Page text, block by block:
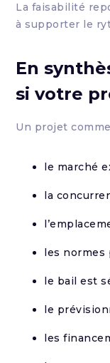
La faisabilité
à supporter le
En
si votre
Un projet
le marché
la
les normes
le bail est
le
les